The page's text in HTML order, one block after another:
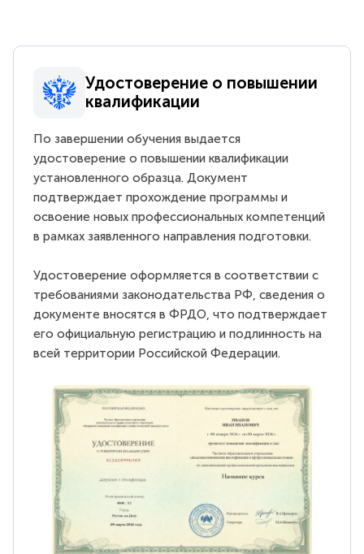
Удостоверение о повышении
квалификации
По завершении обучения выдается
удостоверение о повышении квалификации
установленного образца. Документ
подтверждает прохождение программы и
освоение новых профессиональных компетенций
в рамках заявленного направления подготовки.
Удостоверение оформляется в соответствии с
требованиями законодательства РФ, сведения о
документе вносятся в ФРДО, что подтверждает
его официальную регистрацию и подлинность на
всей территории Российской Федерации.